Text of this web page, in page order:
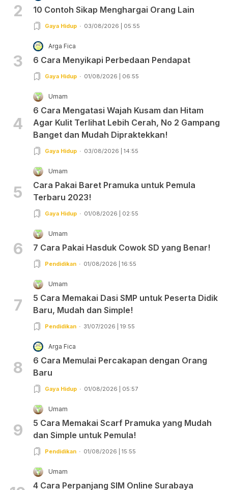
2 10 Contoh Sikap Menghargai Orang Lain
Gaya Hidup 03/08/2026 | 05:55
3
Arga Fica
6 Cara Menyikapi Perbedaan Pendapat
Gaya Hidup 01/08/2026 | 06:55
4
Umam
6 Cara Mengatasi Wajah Kusam dan Hitam
Agar Kulit Terlihat Lebih Cerah, No 2 Gampang
Banget dan Mudah Dipraktekkan!
Gaya Hidup 03/08/2026 | 14:55
5
Umam
Cara Pakai Baret Pramuka untuk Pemula
Terbaru 2023!
Gaya Hidup 01/08/2026 | 02:55
6
Umam
7 Cara Pakai Hasduk Cowok SD yang Benar!
Pendidikan 01/08/2026 | 16:55
7
Umam
5 Cara Memakai Dasi SMP untuk Peserta Didik
Baru, Mudah dan Simple!
Pendidikan 31/07/2026 | 19:55
8
Arga Fica
6 Cara Memulai Percakapan dengan Orang
Baru
Gaya Hidup 01/08/2026 | 05:57
9
Umam
5 Cara Memakai Scarf Pramuka yang Mudah
dan Simple untuk Pemula!
Pendidikan 01/08/2026 | 15:55
Umam
4 Cara Perpanjang SIM Online Surabaya